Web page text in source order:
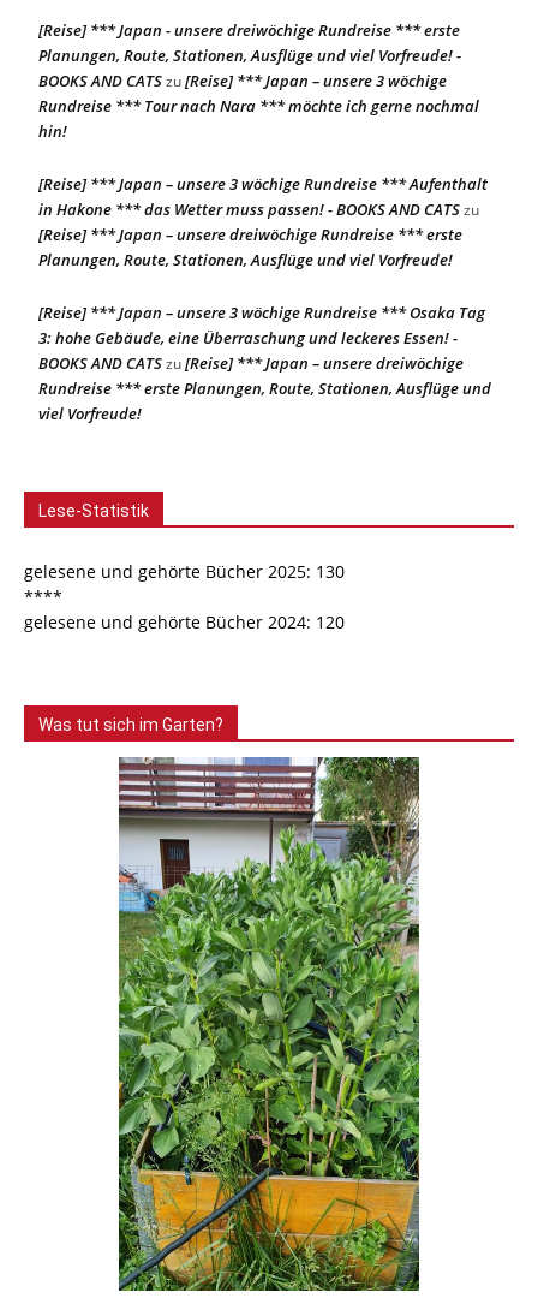
[Reise] *** Japan - unsere dreiwöchige Rundreise *** erste
Planungen, Route, Stationen, Ausflüge und viel Vorfreude! -
BOOKS AND CATSzu[Reise] *** Japan – unsere 3 wöchige
Rundreise *** Tour nach Nara *** möchte ich gerne nochmal
hin!
[Reise] *** Japan – unsere 3 wöchige Rundreise *** Aufenthalt
in Hakone *** das Wetter muss passen! - BOOKS AND CATSzu
[Reise] *** Japan – unsere dreiwöchige Rundreise *** erste
Planungen, Route, Stationen, Ausflüge und viel Vorfreude!
[Reise] *** Japan – unsere 3 wöchige Rundreise *** Osaka Tag
3: hohe Gebäude, eine Überraschung und leckeres Essen! -
BOOKS AND CATSzu[Reise] *** Japan – unsere dreiwöchige
Rundreise *** erste Planungen, Route, Stationen, Ausflüge und
viel Vorfreude!
Lese-Statistik
gelesene und gehörte Bücher 2025: 130
****
gelesene und gehörte Bücher 2024: 120
Was tut sich im Garten?